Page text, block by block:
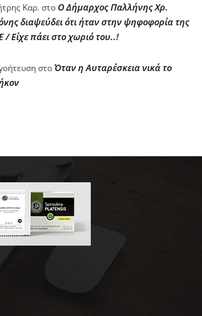
Καρ.στοΟ Δήμαρχος Παλλήνης Χρ.
διαψεύδει ότι ήταν στην ψηφοφορία της
/ Είχε πάει στο χωριό του..!
στοΌταν η Αυταρέσκεια νικά το